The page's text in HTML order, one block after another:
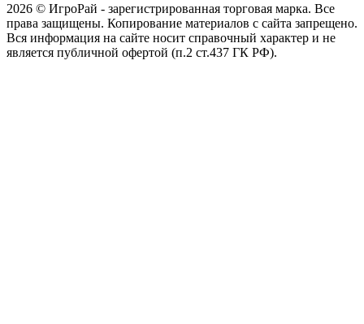
2026 © ИгроРай - зарегистрированная торговая марка. Все
права защищены. Копирование материалов с сайта запрещено.
Вся информация на сайте носит справочный характер и не
является публичной офертой (п.2 ст.437 ГК РФ).